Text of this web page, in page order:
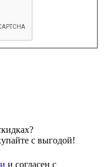
с выгодой!
и согласен с